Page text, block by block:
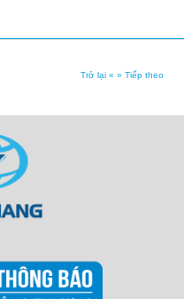
Trở lại « » Tiếp theo